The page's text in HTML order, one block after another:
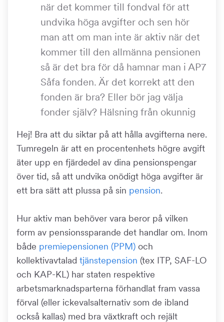
när det kommer till fondval för att
undvika höga avgifter och sen hör
man att om man inte är aktiv när det
kommer till den allmänna pensionen
så är det bra för då hamnar man i AP7
Såfa fonden. Är det korrekt att den
fonden är bra? Eller bör jag välja
fonder själv? Hälsning från okunnig
Hej! Bra att du siktar på att hålla avgifterna nere.
Tumregeln är att en procentenhets högre avgift
äter upp en fjärdedel av dina pensionspengar
över tid, så att undvika onödigt höga avgifter är
ett bra sätt att plussa på sin pension.
Hur aktiv man behöver vara beror på vilken
form av pensionssparande det handlar om. Inom
både premiepensionen (PPM) och
kollektivavtalad tjänstepension (tex ITP, SAF-LO
och KAP-KL) har staten respektive
arbetsmarknadsparterna förhandlat fram vassa
förval (eller ickevalsalternativ som de ibland
också kallas) med bra växtkraft och rejält